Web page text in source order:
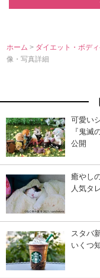
ホーム > ダイエット・ボデ
像・写真詳細
可愛い
『鬼滅
公開
癒やし
人気タ
スタバ
いくつ